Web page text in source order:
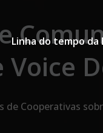
Linha do tempo da
Cooperativas